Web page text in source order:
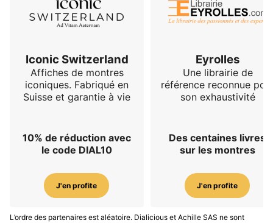
Iconic Switzerland
Affiches de montres
iconiques. Fabriqué en
Suisse et garantie à vie
10% de réduction avec
le code DIAL10
J'en profite
Eyrolles
Une librairie de
référence reconnue
son exhaustivité
Des centaines livres
sur les montres
J'en profite
L’ordre des partenaires est aléatoire. Dialicious et Achille SAS ne sont